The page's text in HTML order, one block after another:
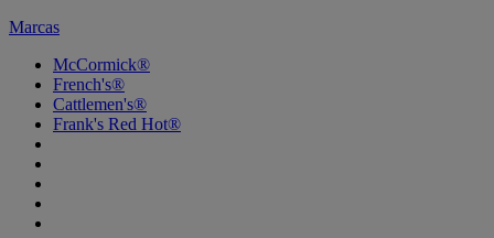
Marcas
McCormick®
French's®
Cattlemen's®
Frank's Red Hot®